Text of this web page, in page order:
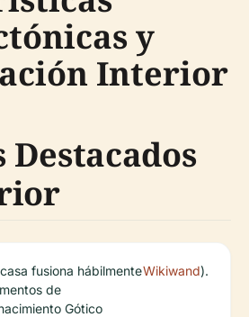
y
Interior
Destacados
fusiona hábilmente
de
Gótico
Wikiwand).